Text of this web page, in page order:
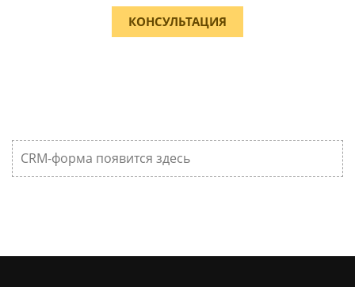
КОНСУЛЬТАЦИЯ
CRM-форма появится здесь